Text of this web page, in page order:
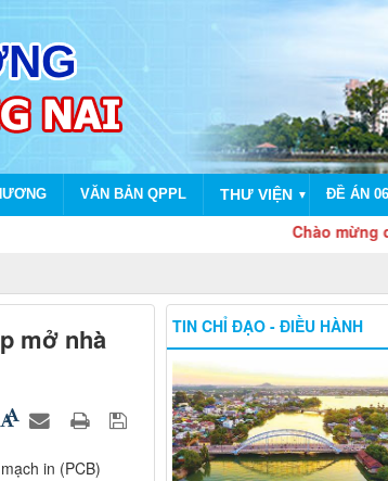
VĂN BẢN QPPL THƯ VIỆN ▼ ĐỀ ÁN 06
Chào mừng dịp kỷ
mở nhà
in (PCB)
TIN CHỈ ĐẠO - ĐIỀU HÀNH